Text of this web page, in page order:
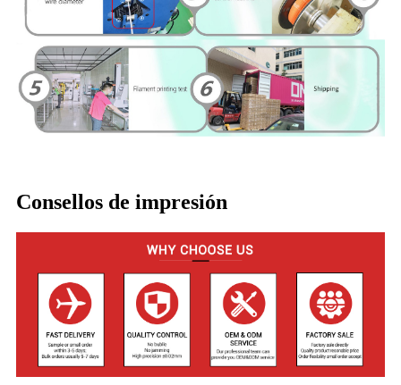
Consellos de impresión